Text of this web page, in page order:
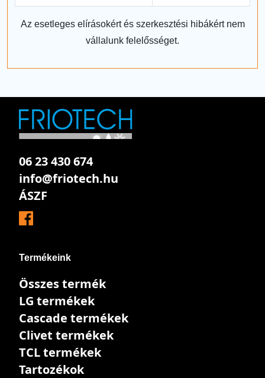
Az esetleges elírásokért és szerkesztési hibákért nem
vállalunk felelősséget.
06 23 430 674
info@friotech.hu
ÁSZF
Termékeink
Összes termék
LG termékek
Cascade termékek
Clivet termékek
TCL termékek
Tartozékok